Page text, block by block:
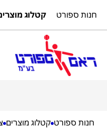
חנות ספורט קטלוג
חנות ספורט קטלוג מוצרים